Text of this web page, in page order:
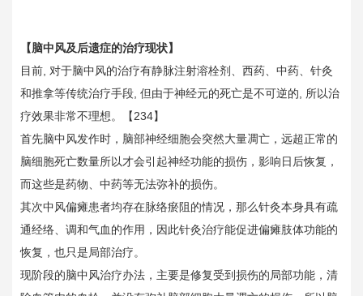
【脑中风及后遗症的治疗现状】
目前, 对于脑中风的治疗有静脉注射溶栓剂、西药、中药、针灸
和推拿等传统治疗手段, 但由于神经元的死亡是不可逆的, 所以治
疗效果非常不理想。【234】
首先脑中风发作时，脑部神经细胞会突然大量凋亡，远超正常的
脑细胞死亡数量所以才会引起神经功能的损伤，影响日后恢复，
而这些是药物、中药等无法弥补的损伤。
其次中风偏瘫患者均存在脉络瘀阻的情况，那么针灸本身具有疏
通经络、调和气血的作用，因此针灸治疗能促进偏瘫肢体功能的
恢复，也只是局部治疗。
现阶段的脑中风治疗办法，主要是修复受到损伤的局部功能，清